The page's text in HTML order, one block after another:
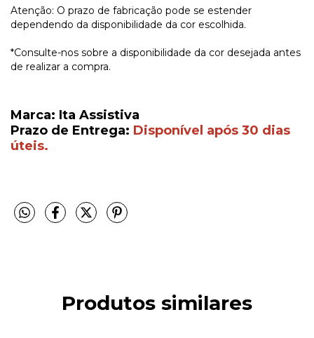
Atenção: O prazo de fabricação pode se estender
dependendo da disponibilidade da cor escolhida.
*Consulte-nos sobre a disponibilidade da cor desejada antes
de realizar a compra.
Marca: Ita Assistiva
Prazo de Entrega: Disponível após 30 dias
úteis.
Produtos similares